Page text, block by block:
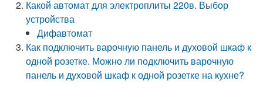
Какой автомат для электроплиты 220в. Выбор
устройства
Дифавтомат
Как подключить варочную панель и духовой шкаф к
одной розетке. Можно ли подключить варочную
панель и духовой шкаф к одной розетке на кухне?